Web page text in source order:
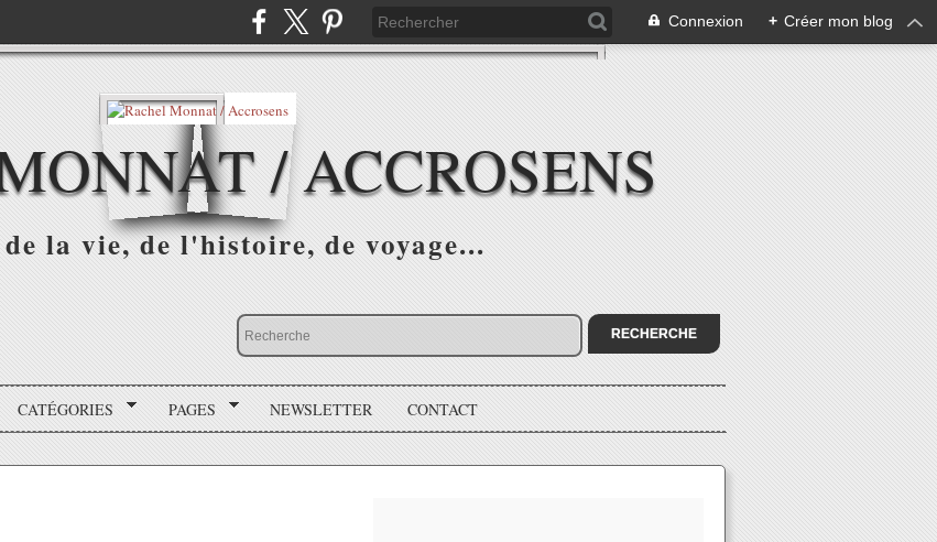
Connexion + Créer mon blog
/ ACCROSENS
la vie, de l'histoire, de voyage...
CATÉGORIES PAGES NEWSLETTER CONTACT